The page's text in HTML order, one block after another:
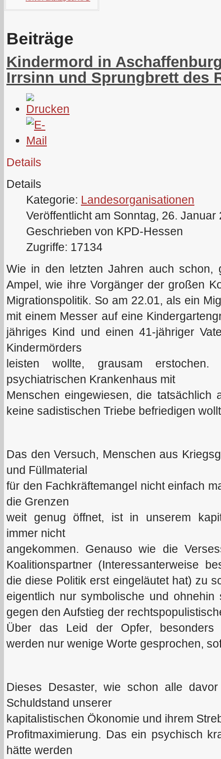
Beiträge
Kindermord in
Irrsinn und Sprungbrett des
Details
Details
Kategorie: Landesorganisationen
Veröffentlicht am Sonntag, 26. Januar
Geschrieben von KPD-Hessen
Zugriffe: 17134
Wie in den letzten Jahren auch schon,
Ampel, wie ihre Vorgänger der großen
Migrationspolitik. So am 22.01, als ein
mit einem Messer auf eine
jähriges Kind und einen 41-jähriger
Kindermörders
leisten wollte, grausam
psychiatrischen Krankenhaus mit
Menschen eingewiesen, die tatsächlich
keine sadistischen Triebe befriedigen
Das den Versuch, Menschen aus
und Füllmaterial
für den Fachkräftemangel nicht einfach
die Grenzen
weit genug öffnet, ist in unserem
immer nicht
angekommen. Genauso wie die
Koalitionspartner (Interessanterweise
die diese Politik erst eingeläutet hat) zu
eigentlich nur symbolische und ohnehin
gegen den Aufstieg der
Über das Leid der Opfer, besonders
werden nur wenige Worte gesprochen,
Dieses Desaster, wie schon alle
Schuldstand unserer
kapitalistischen Ökonomie und ihrem
Profitmaximierung. Das ein psychisch
hätte werden